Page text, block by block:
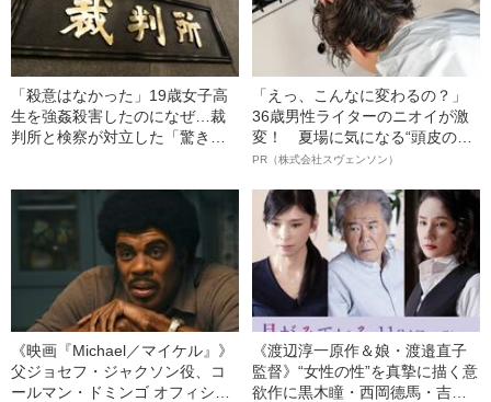
「殺意はなかった」19歳女子高
生を強姦殺害したのになぜ…裁
判所と検察が対立した「驚きの
「えっ、こんなに変わるの？」
36歳男性ライターのニオイが激
変！ 夏場に気になる“頭皮のニ
オイ”や“ベタつき”を解消す
ト”が生み出した徹底ケアとは
PR（株式会社スヴェンソン）
《映画『Michael／マイケル』》
父ジョセフ・ジャクソン役、コ
ールマン・ドミンゴ オフィシャ
《渡辺淳一原作＆娘・渡邉直子
監督》“女性の性”を真摯に描く意
欲作に黒木瞳・西岡德馬・吉田